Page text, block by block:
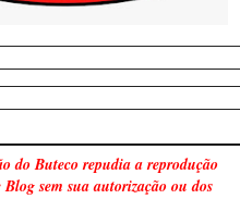
do Buteco repudia a reprodução
Blog sem sua autorização ou dos